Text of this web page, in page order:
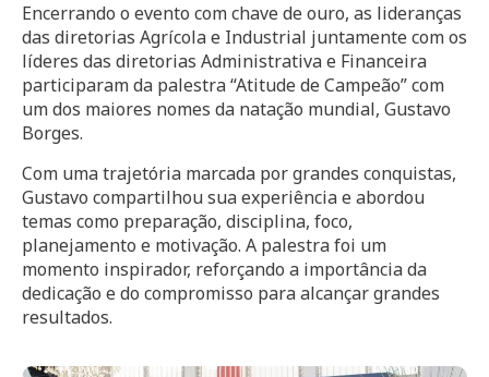
Encerrando o evento com chave de ouro, as lideranças
das diretorias Agrícola e Industrial juntamente com os
líderes das diretorias Administrativa e Financeira
participaram da palestra “Atitude de Campeão” com
um dos maiores nomes da natação mundial, Gustavo
Borges.
Com uma trajetória marcada por grandes conquistas,
Gustavo compartilhou sua experiência e abordou
temas como preparação, disciplina, foco,
planejamento e motivação. A palestra foi um
momento inspirador, reforçando a importância da
dedicação e do compromisso para alcançar grandes
resultados.